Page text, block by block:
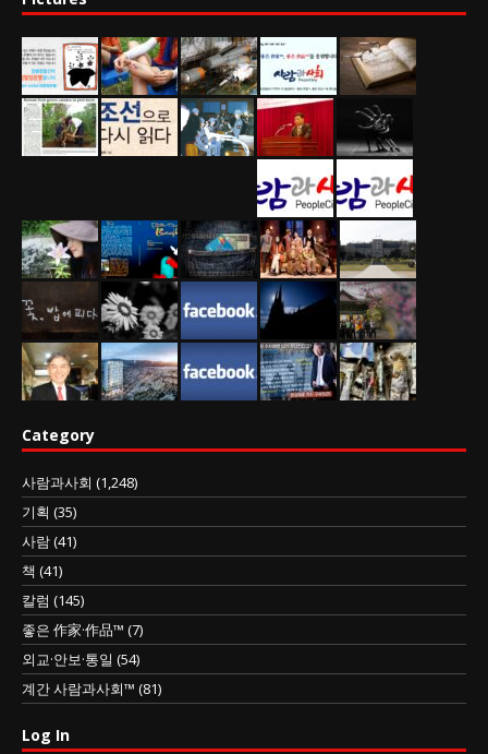
Category
사람과사회 (1,248)
기획 (35)
사람(41)
책 (41)
칼럼 (145)
좋은 作家·作品™ (7)
외교·안보·통일 (54)
계간 사람과사회™ (81)
Log In